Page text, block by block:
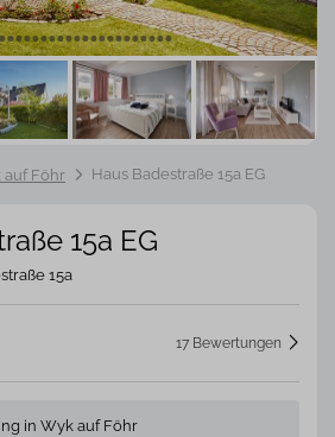
auf Föhr Haus Badestraße 15a EG
15a EG
15a
17 Bewertungen
in Wyk auf Föhr